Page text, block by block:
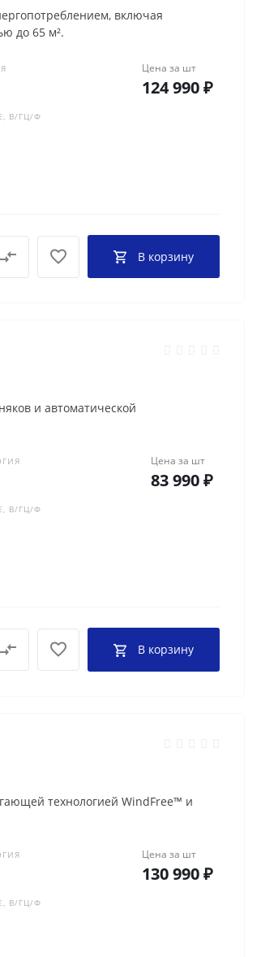
включая
до 65 м².
В/ГЦ/Ф
Цена за шт
124 990 ₽
В корзину
и автоматической
В/ГЦ/Ф
Цена за шт
83 990 ₽
В корзину
технологией WindFree™ и
В/ГЦ/Ф
Цена за шт
130 990 ₽